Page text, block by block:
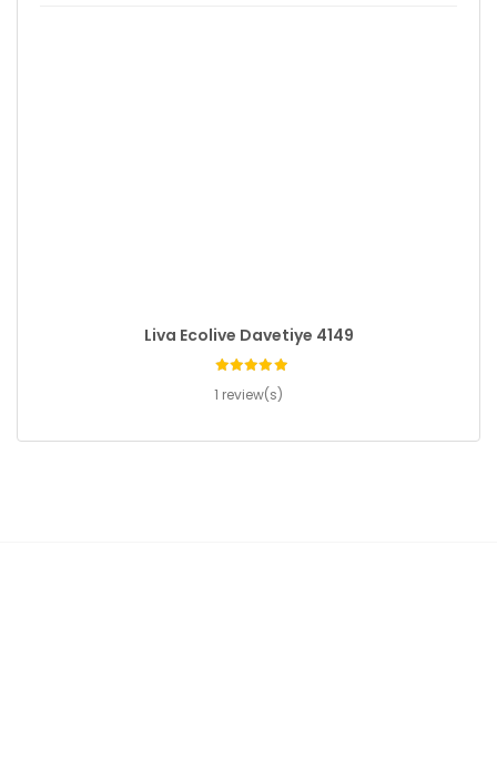
Liva Ecolive Davetiye 4149
1 review(s)